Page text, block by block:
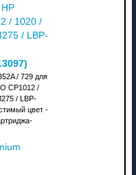
/ 1020 /
/ LBP-
)
/ 729 для
CP1012 /
/ LBP-
цвет -